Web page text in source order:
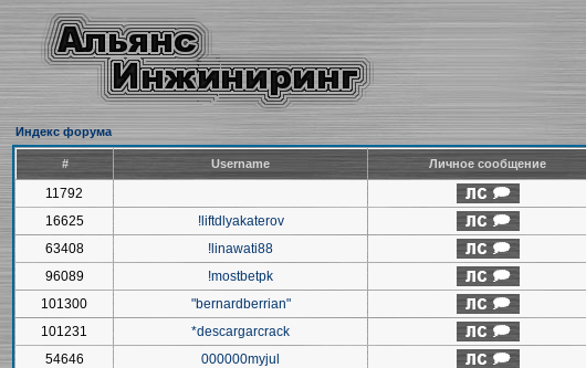
Индекс форума
# Username Личное сообщение
11792
16625
!liftdlyakaterov
63408
!linawati88
96089
!mostbetpk
101300
"bernardberrian"
101231
*descargarcrack
54646
000000myjul